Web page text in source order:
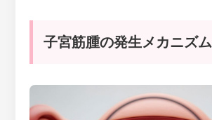
子宮筋腫の発生メカニズム